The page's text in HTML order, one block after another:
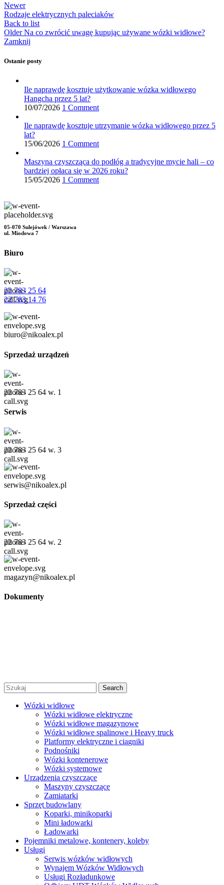
Newer
Rodzaje elektrycznych paleciaków
Back to list
Older Na co zwrócić uwagę kupując używane wózki widłowe?
Zamknij
Ostanie posty
Ile naprawdę kosztuje użytkowanie wózka widłowego
Hangcha przez 5 lat?
10/07/2026 1 Comment
Ile naprawdę kosztuje utrzymanie wózka widłowego przez 5
lat?
15/06/2026 1 Comment
Maszyna czyszcząca do podłóg a tradycyjne mycie hali – co
bardziej opłaca się w 2026 roku?
15/05/2026 1 Comment
05-070 Sulejówek / Warszawa
ul. Miodowa 7
Biuro
22 783 25 64
22 783 14 76
biuro@nikoalex.pl
Sprzedaż urządzeń
22 783 25 64 w. 1
Serwis
22 783 25 64 w. 3
serwis@nikoalex.pl
Sprzedaż części
22 783 25 64 w. 2
magazyn@nikoalex.pl
Dokumenty
Search
Wózki widłowe
Wózki widłowe elektryczne
Wózki widłowe magazynowe
Wózki widłowe spalinowe i Heavy truck
Platformy elektryczne i ciągniki
Podnośniki
Wózki kontenerowe
Wózki systemowe
Urządzenia czyszczące
Maszyny czyszczące
Zamiatarki
Sprzęt budowlany
Koparki, minikoparki
Mini ładowarki
Ładowarki
Pojemniki metalowe, kontenery, koleby
Usługi
Serwis wózków widłowych
Wynajem Wózków Widłowych
Usługi Rozładunkowe